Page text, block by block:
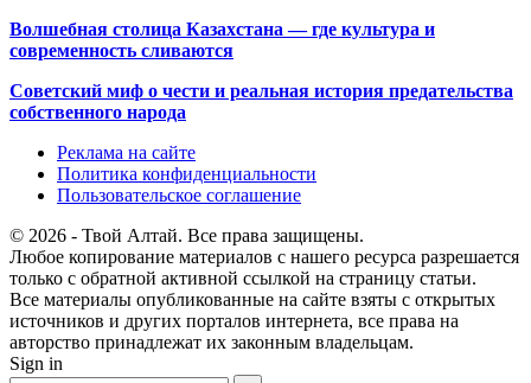
Волшебная столица Казахстана — где культура и
современность сливаются
Советский миф о чести и реальная история предательства
собственного народа
Реклама на сайте
Политика конфиденциальности
Пользовательское соглашение
© 2026 - Твой Алтай. Все права защищены.
Любое копирование материалов с нашего ресурса разрешается
только с обратной активной ссылкой на страницу статьи.
Все материалы опубликованные на сайте взяты с открытых
источников и других порталов интернета, все права на
авторство принадлежат их законным владельцам.
Sign in